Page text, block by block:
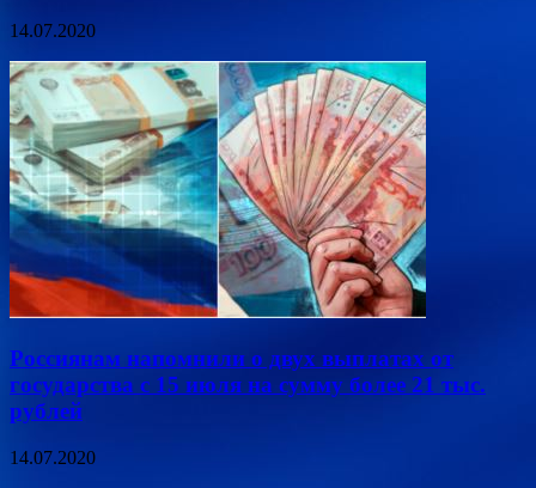
14.07.2020
Россиянам напомнили о двух выплатах от
государства с 15 июля на сумму более 21 тыс.
рублей
14.07.2020